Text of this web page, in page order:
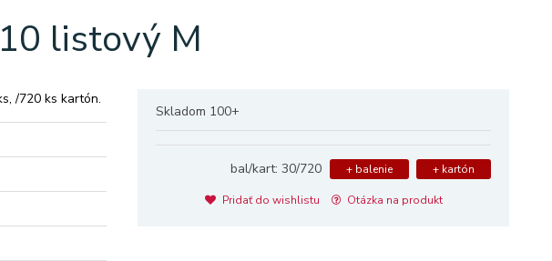
listový M
Skladom 100+
bal/kart: 30/720 + balenie + kartón
Pridať do wishlistu Otázka na produkt
/720 ks kartón.